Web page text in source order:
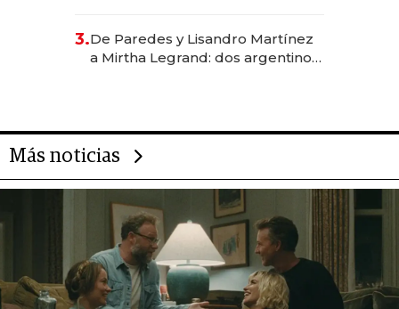
las marcas "fast premium"
3.De Paredes y Lisandro Martínez
a Mirtha Legrand: dos argentinos
Más noticias